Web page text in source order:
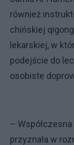
również
chińskiej
lekarskiej, w
podejście do
osobiste
–
przyznała w